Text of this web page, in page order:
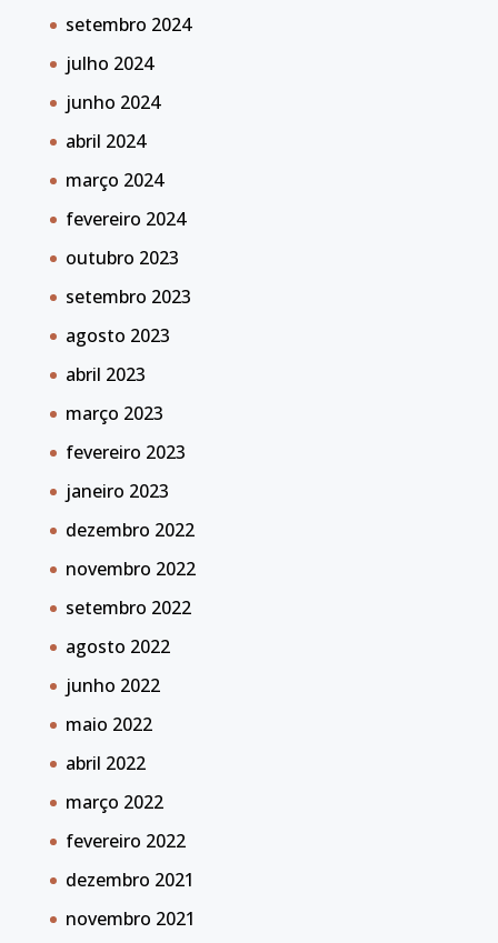
setembro 2024
julho 2024
junho 2024
abril 2024
março 2024
fevereiro 2024
outubro 2023
setembro 2023
agosto 2023
abril 2023
março 2023
fevereiro 2023
janeiro 2023
dezembro 2022
novembro 2022
setembro 2022
agosto 2022
junho 2022
maio 2022
abril 2022
março 2022
fevereiro 2022
dezembro 2021
novembro 2021